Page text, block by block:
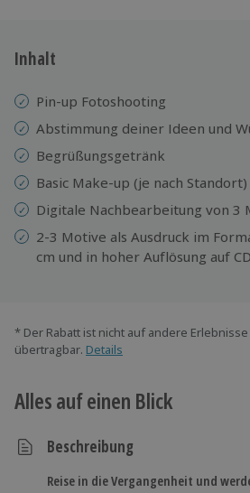
Inhalt
Pin-up Fotoshooting
Abstimmung deiner Ideen und
Begrüßungsgetränk
Basic Make-up (je nach Standort)
Digitale Nachbearbeitung von 3
2-3 Motive als Ausdruck im
cm und in hoher Auflösung auf
* Der Rabatt ist nicht auf andere
übertragbar. Details
Alles auf einen Blick
Beschreibung
Reise in die Vergangenheit und